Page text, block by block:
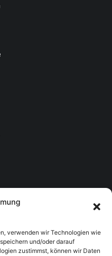
verwenden wir Technologien wie
und/oder darauf
zustimmst, können wir Daten